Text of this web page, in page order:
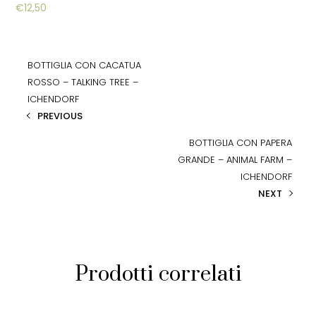
€12,50
BOTTIGLIA CON CACATUA
ROSSO – TALKING TREE –
ICHENDORF
PREVIOUS
BOTTIGLIA CON PAPERA
GRANDE – ANIMAL FARM –
ICHENDORF
NEXT
Prodotti correlati